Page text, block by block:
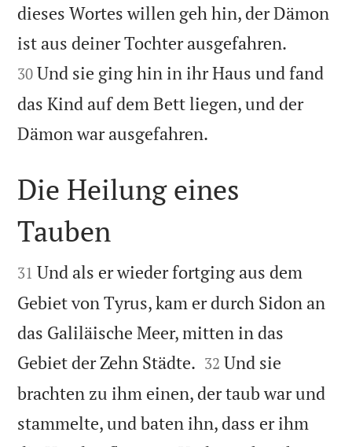
dieses Wortes willen geh hin, der Dämon
ist aus deiner Tochter ausgefahren.
30 Und sie ging hin in ihr Haus und fand
das Kind auf dem Bett liegen, und der
Dämon war ausgefahren.

Die Heilung eines
Tauben

31 Und als er wieder fortging aus dem
Gebiet von Tyrus, kam er durch Sidon an
das Galiläische Meer, mitten in das
Gebiet der Zehn Städte. 

32 Und sie
brachten zu ihm einen, der taub war und
stammelte, und baten ihn, dass er ihm